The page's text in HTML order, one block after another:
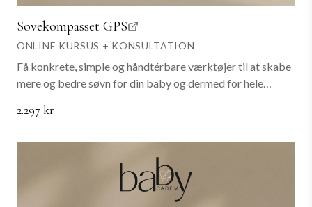
Sovekompasset GPS
ONLINE KURSUS + KONSULTATION
Få konkrete, simple og håndtérbare værktøjer til at skabe
mere og bedre søvn for din baby og dermed for hele
søvnrejse, hvor vi tager dig i hånden hele vejen, uanset
teknikker og vejledning, du kan gå i gang med nu og her.
Sovekompasset GPS et gruppe forløb med kursusstart d.
20/4, der indkluderer 4 coaching calls. Første coaching call
2.297 kr